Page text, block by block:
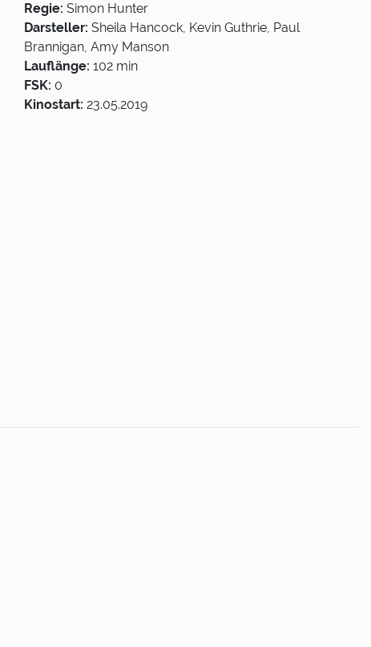
Regie: Simon Hunter
Darsteller: Sheila Hancock, Kevin Guthrie, Paul
Brannigan, Amy Manson
Lauflänge: 102 min
FSK: 0
Kinostart: 23.05.2019